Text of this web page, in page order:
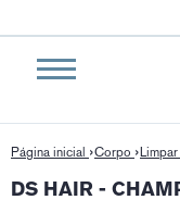
Página inicial Corpo Limpar
DS HAIR -